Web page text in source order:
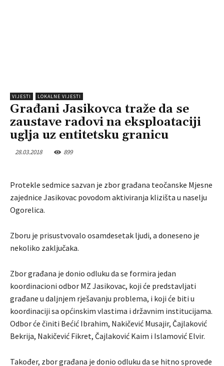
VIJESTI LOKALNE VIJESTI
Građani Jasikovca traže da se
zaustave radovi na eksploataciji
uglja uz entitetsku granicu
28.03.2018 899
Protekle sedmice sazvan je zbor građana teočanske Mjesne
zajednice Jasikovac povodom aktiviranja klizišta u naselju
Ogorelica.
Zboru je prisustvovalo osamdesetak ljudi, a doneseno je
nekoliko zaključaka.
Zbor građana je donio odluku da se formira jedan
koordinacioni odbor MZ Jasikovac, koji će predstavljati
građane u daljnjem rješavanju problema, i koji će biti u
koordinaciji sa općinskim vlastima i državnim institucijama.
Odbor će činiti Bećić Ibrahim, Nakičević Musajir, Čajlaković
Bekrija, Nakičević Fikret, Čajlaković Kaim i Islamović Elvir.
Također, zbor građana je donio odluku da se hitno sprovede